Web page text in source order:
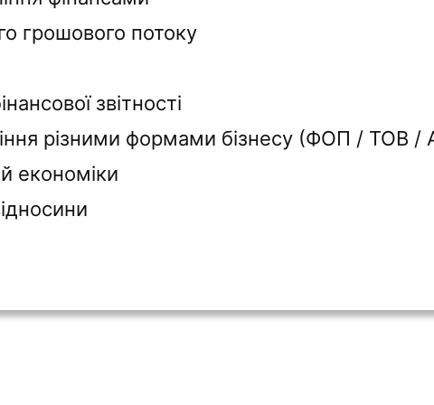
грошового потоку
звітності
різними формами бізнесу (ФОП / ТОВ /
економіки